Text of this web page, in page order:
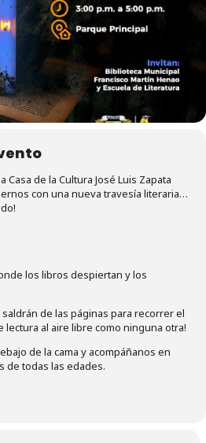
Casa de la Cultura José Luis Zapata
con una nueva travesía literaria…
los libros despiertan y los
de las páginas para recorrer el
lectura al aire libre como ninguna otra!
de la cama y acompáñanos en
de todas las edades.